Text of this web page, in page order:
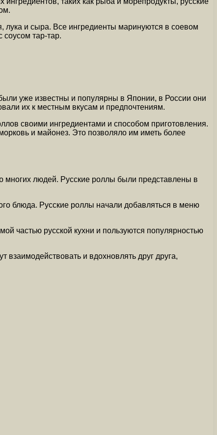
лука и сыра. Все ингредиенты маринуются в соевом
соусом тар-тар.
уже известны и популярны в Японии, в России они
их к местным вкусам и предпочтениям.
своими ингредиентами и способом приготовления.
и майонез. Это позволяло им иметь более
людей. Русские роллы были представлены в
блюда. Русские роллы начали добавляться в меню
частью русской кухни и пользуются популярностью
взаимодействовать и вдохновлять друг друга,